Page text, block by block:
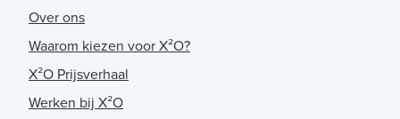
Over ons
Waarom kiezen voor X²O?
X²O Prijsverhaal
Werken bij X²O